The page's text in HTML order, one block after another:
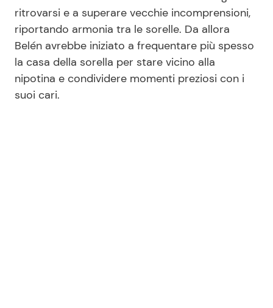
ritrovarsi e a superare vecchie incomprensioni,
riportando armonia tra le sorelle. Da allora
Belén avrebbe iniziato a frequentare più spesso
la casa della sorella per stare vicino alla
nipotina e condividere momenti preziosi con i
suoi cari.